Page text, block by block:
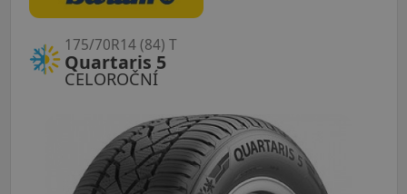
CELOROČNÍ
Quartaris 5
175/70R14 (84) T